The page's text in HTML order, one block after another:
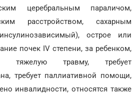
церебральным параличом,
расстройством, сахарным
острое или
почек IV степени, за ребенком,
тяжелую травму, требует
требует паллиативной помощи,
инвалидности, относятся также